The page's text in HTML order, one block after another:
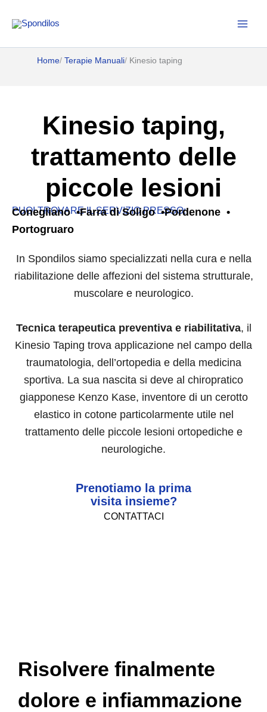
Home Terapie Manuali Kinesio taping
Kinesio taping,
trattamento delle
piccole lesioni
PUOI TROVARE IL SERVIZIO PRESSO:
Conegliano Farra di Soligo
Pordenone
Portogruaro
In Spondilos siamo specializzati nella cura e nella
riabilitazione delle affezioni del sistema strutturale,
muscolare e neurologico.
Tecnica terapeutica preventiva e riabilitativa, il
Kinesio Taping trova applicazione nel campo della
traumatologia, dell’ortopedia e della medicina
sportiva. La sua nascita si deve al chiropratico
giapponese Kenzo Kase, inventore di un cerotto
elastico in cotone particolarmente utile nel
trattamento delle piccole lesioni ortopediche e
neurologiche.
Prenotiamo la prima
visita insieme?
CONTATTACI
Risolvere finalmente
dolore e infiammazione